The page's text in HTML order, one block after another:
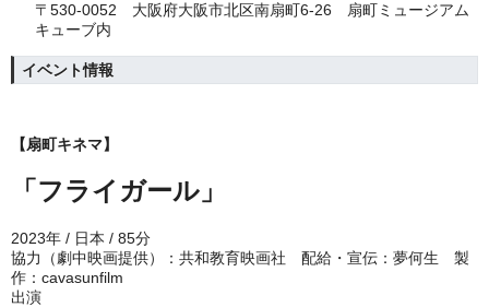
〒530-0052 大阪府大阪市北区南扇町6-26 扇町ミュージアム
キューブ内
イベント情報
【扇町キネマ】
「フライガール」
2023年 / 日本 / 85分
協⼒（劇中映画提供）：共和教育映画社 配給・宣伝：夢何生 製
作：cavasunfilm
出演